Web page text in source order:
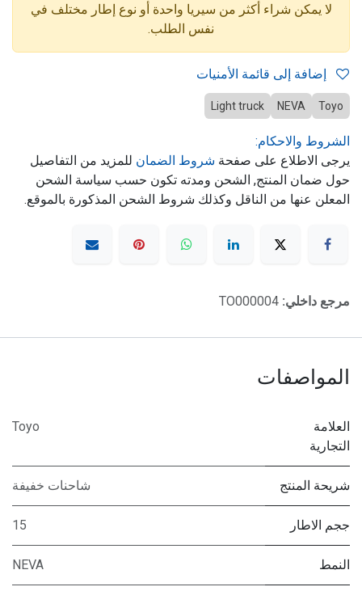
لا يمكن شراء أكثر من سيريا واحدة أو نوع إطار مختلف في
نفس الطلب.
Toyo
NEVA
Light truck
الشروط والاحكام:
يرجى الاطلاع على صفحة شروط الضمان للمزيد من التفاصيل
حول ضمان المنتج, الشحن ومدته تكون حسب سياسة الشحن
المعلن عنها من الناقل وكذلك شروط الشحن المذكورة بالموقع.
مرجع داخلي: TO000004
المواصفات
العلامة
التجارية
Toyo
شريحة المنتج شاحنات خفيفة
ججم الاطار 15
النمط NEVA